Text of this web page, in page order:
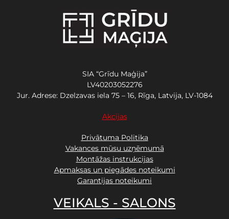
SIA “Grīdu Maģija”
LV40203052276
Jur. Adrese: Dzelzavas iela 75 – 16, Rīga, Latvija, LV-1084
Akcijas
Privātuma Politika
Vakances mūsu uzņēmumā
Montāžas instrukcijas
Apmaksas un piegādes noteikumi
Garantijas noteikumi
VEIKALS - SALONS